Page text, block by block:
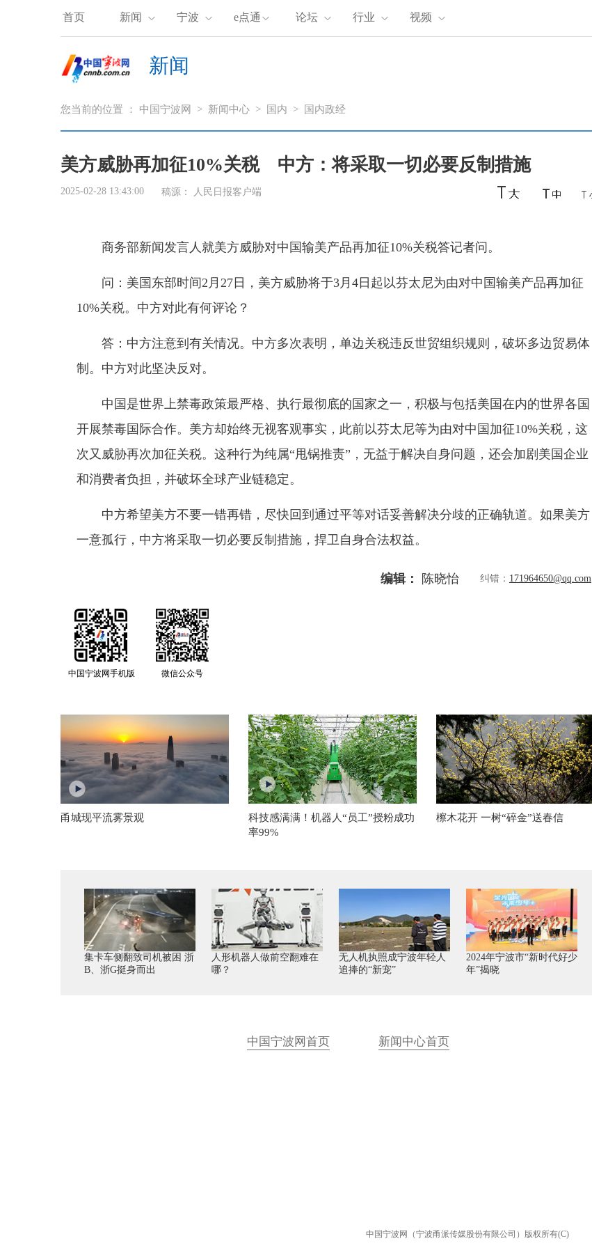
首页 新闻 宁波 e点通 论坛 行业 视频
新闻
您当前的位置 ： 中国宁波网 > 新闻中心 > 国内 > 国内政经
美方威胁再加征10%关税 中方：将采取一切必要反制措施
2025-02-28 13:43:00 稿源： 人民日报客户端
商务部新闻发言人就美方威胁对中国输美产品再加征10%关税答记者问。
问：美国东部时间2月27日，美方威胁将于3月4日起以芬太尼为由对中国输美产品再加征
10%关税。中方对此有何评论？
答：中方注意到有关情况。中方多次表明，单边关税违反世贸组织规则，破坏多边贸易体
制。中方对此坚决反对。
中国是世界上禁毒政策最严格、执行最彻底的国家之一，积极与包括美国在内的世界各国
开展禁毒国际合作。美方却始终无视客观事实，此前以芬太尼等为由对中国加征10%关税，这
次又威胁再次加征关税。这种行为纯属“甩锅推责”，无益于解决自身问题，还会加剧美国企业
和消费者负担，并破坏全球产业链稳定。
中方希望美方不要一错再错，尽快回到通过平等对话妥善解决分歧的正确轨道。如果美方
一意孤行，中方将采取一切必要反制措施，捍卫自身合法权益。
编辑： 陈晓怡 纠错： 171964650@qq.com
中国宁波网手机版 微信公众号
甬城现平流雾景观
科技感满满！机器人“员工”授粉成功
率99%
檫木花开 一树“碎金”送春信
集卡车侧翻致司机被困 浙
B、浙G挺身而出
人形机器人做前空翻难在
哪？
无人机执照成宁波年轻人
追捧的“新宠”
2024年宁波市“新时代好少
年”揭晓
中国宁波网首页 新闻中心首页
中国宁波网（宁波甬派传媒股份有限公司）版权所有(C)